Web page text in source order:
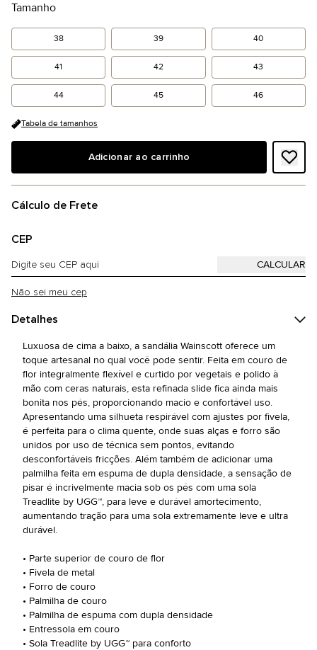
Tamanho
38 39 40
41 42 43
44 45 46
Tabela de tamanhos
Adicionar ao carrinho
Cálculo de Frete
CEP
Não sei meu cep
Detalhes
Luxuosa de cima a baixo, a sandália Wainscott oferece um
toque artesanal no qual você pode sentir. Feita em couro de
flor integralmente flexível e curtido por vegetais e polido à
mão com ceras naturais, esta refinada slide fica ainda mais
bonita nos pés, proporcionando macio e confortável uso.
Apresentando uma silhueta respirável com ajustes por fivela,
é perfeita para o clima quente, onde suas alças e forro são
unidos por uso de técnica sem pontos, evitando
desconfortáveis fricções. Além também de adicionar uma
palmilha feita em espuma de dupla densidade, a sensação de
pisar é incrivelmente macia sob os pés com uma sola
Treadlite by UGG™, para leve e durável amortecimento,
aumentando tração para uma sola extremamente leve e ultra
durável.
• Parte superior de couro de flor
• Fivela de metal
• Forro de couro
• Palmilha de couro
• Palmilha de espuma com dupla densidade
• Entressola em couro
• Sola Treadlite by UGG™ para conforto